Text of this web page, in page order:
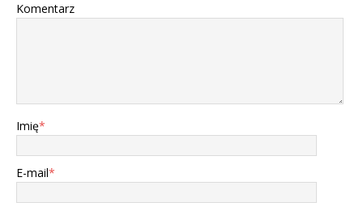
Komentarz
Imię*
E-mail*